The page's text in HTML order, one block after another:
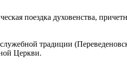
поездка духовенства,
традиции
Церкви.